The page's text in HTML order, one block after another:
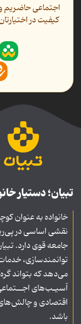
اجتماعی حاضریم
کیفیت در
تبیان؛ دستیار
خانواده به عنوان
نقشی اساسی در
جامعه قوی دارد.
توانمندسازی، خدمات
می‌دهد که بتواند
آسیـب‌های
اقتصادی و
باشد.